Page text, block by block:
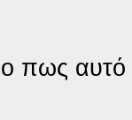
πως αυτό